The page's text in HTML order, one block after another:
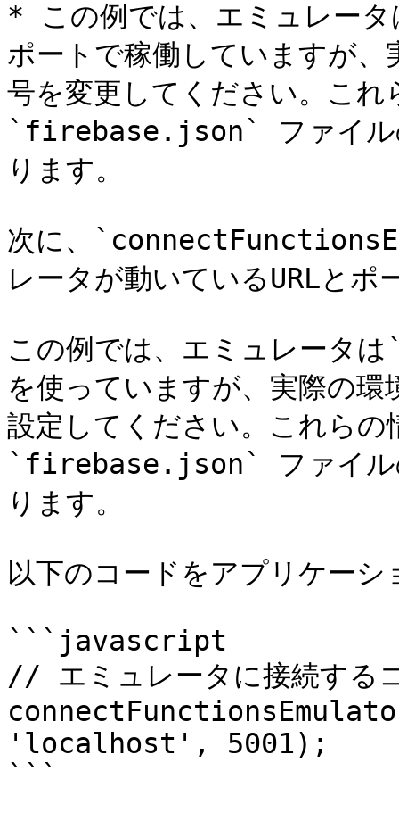
* この例では、エミュレ
ポートで稼働していますが、
号を変更してください。こ
`firebase.json` ファイル
ります。
次に、
レータが動いているURLとポ
この例では、エミュレー
を使っていますが、実際の環
設定してください。これら
`firebase.json` ファイル
ります。
以下のコードをアプリケー
```javascript
// エミュレータに接続する
'localhost', 5001);
```